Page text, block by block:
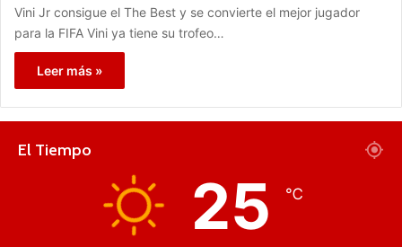
Vini Jr consigue el The Best y se convierte el mejor jugador
para la FIFA Vini ya tiene su trofeo…
Leer más »
El Tiempo
25 ℃